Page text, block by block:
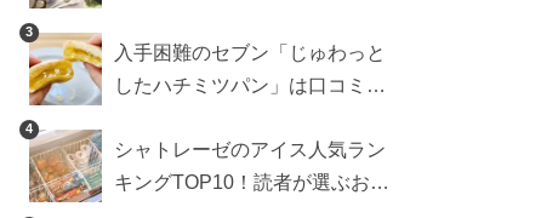
3
入手困難のセブン「じゅわっと
したハチミツパン」は口コミ通
検証
4
シャトレーゼのアイス人気ラン
キングTOP10！読者が選ぶおす